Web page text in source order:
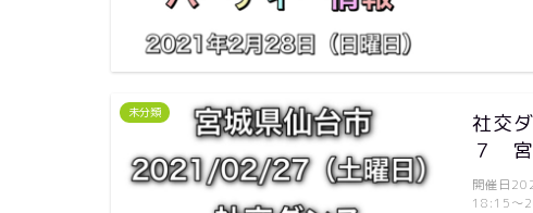
未分類
社交
７ 宮
開催日
18:15～